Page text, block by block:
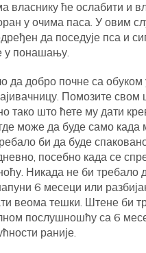
власнику ће ослабити и
у очима паса. У овим
да поседује пса и
у понашању.
да добро почне са обуком
Помозите свом
тако што ћете му дати
може да буде само када
би да буде
посебно када се
Никада не би требало
6 месеци или
веома тешки. Штене би
послушношћу са 6
раније.